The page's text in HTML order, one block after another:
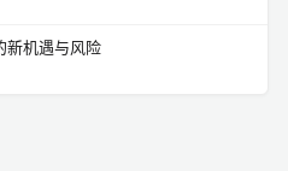
新机遇与风险